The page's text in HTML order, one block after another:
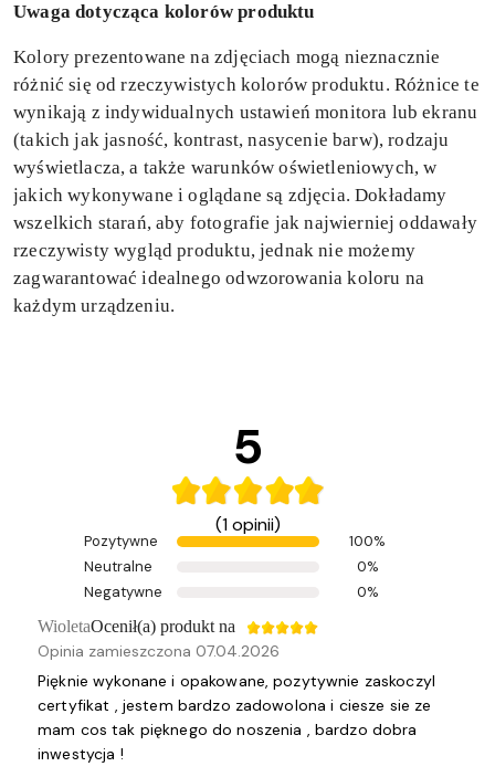
Uwaga dotycząca kolorów produktu
Kolory prezentowane na zdjęciach mogą nieznacznie
różnić się od rzeczywistych kolorów produktu. Różnice te
wynikają z indywidualnych ustawień monitora lub ekranu
(takich jak jasność, kontrast, nasycenie barw), rodzaju
wyświetlacza, a także warunków oświetleniowych, w
jakich wykonywane i oglądane są zdjęcia. Dokładamy
wszelkich starań, aby fotografie jak najwierniej oddawały
rzeczywisty wygląd produktu, jednak nie możemy
zagwarantować idealnego odwzorowania koloru na
każdym urządzeniu.
5
(1 opinii)
Pozytywne
100%
Neutralne
0%
Negatywne
0%
WioletaOcenił(a) produkt na
Opinia zamieszczona 07.04.2026
Pięknie wykonane i opakowane, pozytywnie zaskoczyl
certyfikat , jestem bardzo zadowolona i ciesze sie ze
mam cos tak pięknego do noszenia , bardzo dobra
inwestycja !